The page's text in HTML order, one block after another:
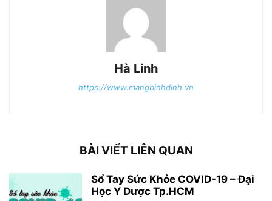
Hà Linh
https://www.mangbinhdinh.vn
BÀI VIẾT LIÊN QUAN
Sổ Tay Sức Khỏe COVID-19 – Đại
Học Y Dược Tp.HCM